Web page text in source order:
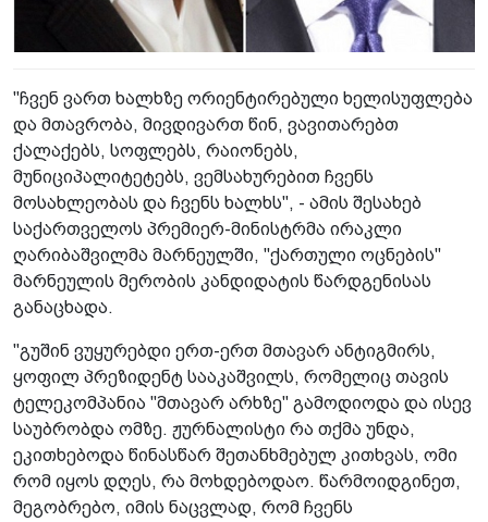
"ჩვენ ვართ ხალხზე ორიენტირებული ხელისუფლება
და მთავრობა, მივდივართ წინ, ვავითარებთ
ქალაქებს, სოფლებს, რაიონებს,
მუნიციპალიტეტებს, ვემსახურებით ჩვენს
მოსახლეობას და ჩვენს ხალხს", - ამის შესახებ
საქართველოს პრემიერ-მინისტრმა ირაკლი
ღარიბაშვილმა მარნეულში, "ქართული ოცნების"
მარნეულის მერობის კანდიდატის წარდგენისას
განაცხადა.
"გუშინ ვუყურებდი ერთ-ერთ მთავარ ანტიგმირს,
ყოფილ პრეზიდენტ სააკაშვილს, რომელიც თავის
ტელეკომპანია "მთავარ არხზე" გამოდიოდა და ისევ
საუბრობდა ომზე. ჟურნალისტი რა თქმა უნდა,
ეკითხებოდა წინასწარ შეთანხმებულ კითხვას, ომი
რომ იყოს დღეს, რა მოხდებოდაო. წარმოიდგინეთ,
მეგობრებო, იმის ნაცვლად, რომ ჩვენს